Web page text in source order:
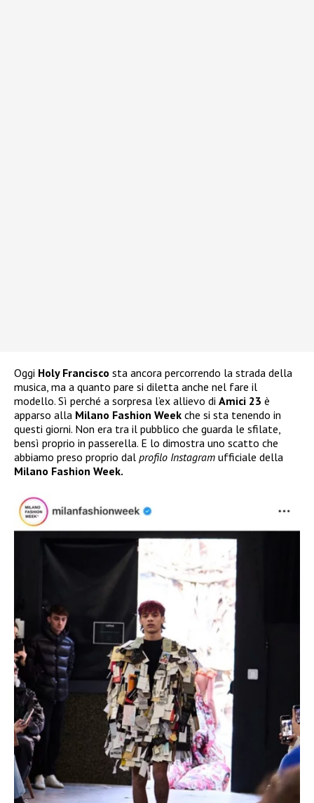
Oggi Holy Francisco sta ancora percorrendo la strada della
musica, ma a quanto pare si diletta anche nel fare il
modello. Sì perché a sorpresa l’ex allievo di Amici 23 è
apparso alla Milano Fashion Week che si sta tenendo in
questi giorni. Non era tra il pubblico che guarda le sfilate,
bensì proprio in passerella. E lo dimostra uno scatto che
abbiamo preso proprio dal profilo Instagram ufficiale della
Milano Fashion Week.